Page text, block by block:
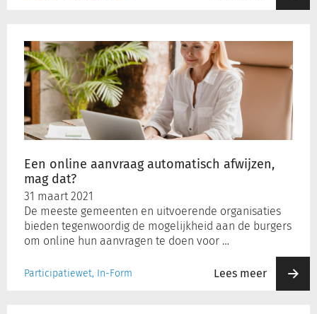
Een online aanvraag automatisch afwijzen,
mag dat?
31 maart 2021
De meeste gemeenten en uitvoerende organisaties
bieden tegenwoordig de mogelijkheid aan de burgers
om online hun aanvragen te doen voor …
Participatiewet, In-Form Lees meer
online
aanvraag
automatisch
afwijzen,
dat?